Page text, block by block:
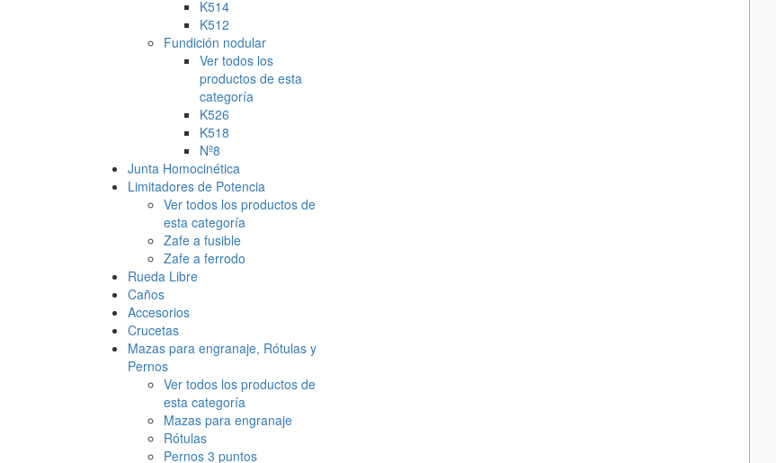
K514
K512
Fundición nodular
Ver todos los
productos de esta
categoría
K526
K518
Nº8
Junta Homocinética
Limitadores de Potencia
Ver todos los productos de
esta categoría
Zafe a fusible
Zafe a ferrodo
Rueda Libre
Caños
Accesorios
Crucetas
Mazas para engranaje, Rótulas y
Pernos
Ver todos los productos de
esta categoría
Mazas para engranaje
Rótulas
Pernos 3 puntos